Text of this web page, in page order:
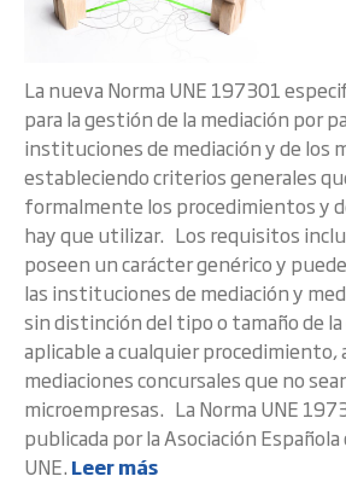
La nueva Norma UNE 197301
para la gestión de la mediación por
instituciones de mediación y de los
estableciendo criterios generales
formalmente los procedimientos y
hay que utilizar. Los requisitos
poseen un carácter genérico y
las instituciones de mediación y
sin distinción del tipo o tamaño de
aplicable a cualquier procedimiento,
mediaciones concursales que no
microempresas. La Norma UNE
publicada por la Asociación
UNE. Leer más